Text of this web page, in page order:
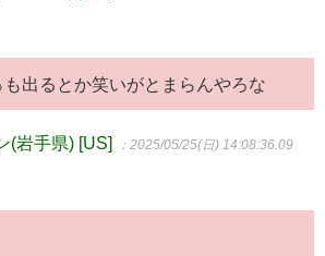
出るとか笑いがとまらんやろな
(岩手県) [US] ：2025/05/25(日) 14:08:36.09